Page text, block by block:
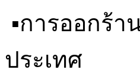
▪️การออกร้
ประเทศ